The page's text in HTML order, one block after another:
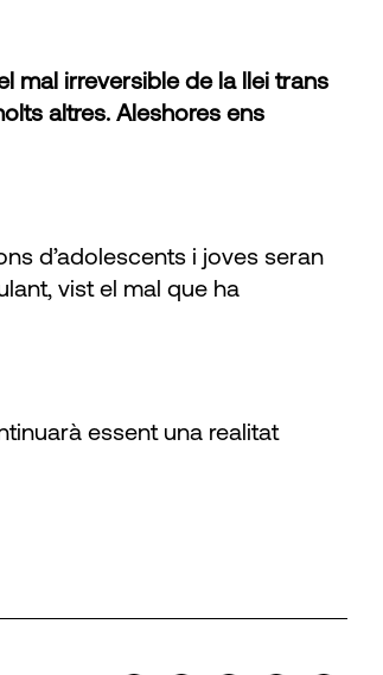
mal irreversible de la llei trans
altres. Aleshores ens
d’adolescents i joves seran
vist el mal que ha
essent una realitat